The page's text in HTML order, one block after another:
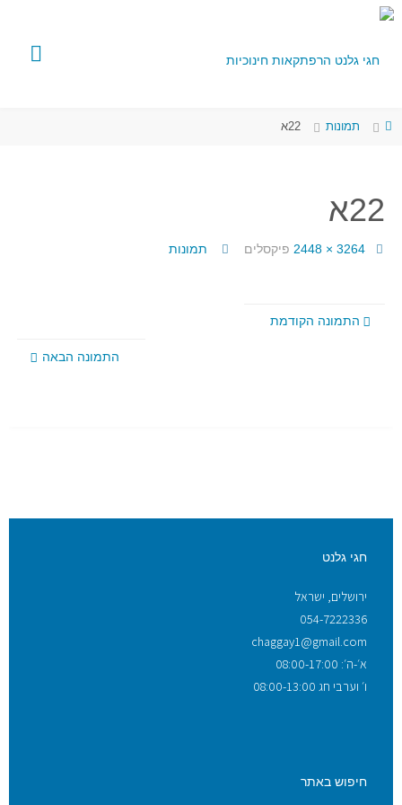
תמונות 22א
22א
3264 × 2448 פיקסלים תמונות
התמונה הקודמת
התמונה הבאה
חגי גלנט
ירושלים, ישראל
054-7222336
chaggay1@gmail.com
א׳-ה׳: 08:00-17:00
ו׳ וערבי חג 08:00-13:00
חיפוש באתר